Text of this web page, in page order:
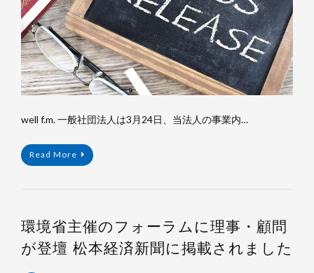
well f.m. 一般社団法人は3月24日、当法人の事業内…
Read More
環境省主催のフォーラムに理事・顧問
が登壇 松本経済新聞に掲載されました